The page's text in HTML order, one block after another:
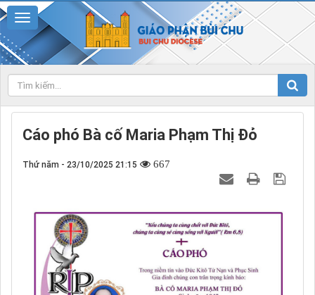
Cáo phó Bà cố Maria Phạm Thị Đỏ
Thứ năm - 23/10/2025 21:15 667